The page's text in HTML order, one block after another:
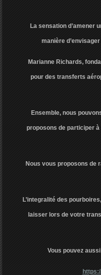
La sensation d’amener
manière
Marianne Richards,
pour des transferts
Ensemble, nous
proposons de participer
Nous vous proposons de
L’integralité des
laisser lors de votre
Vous pouvez